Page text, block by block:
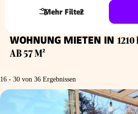
Mehr Filter
2
WOHNUNG MIETEN IN 1210
AB 57 M²
16 - 30 von 36 Ergebnissen